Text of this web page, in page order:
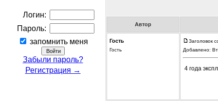
Логин:
Пароль:
запомнить меня
Забыли пароль?
Регистрация →
Автор
Гость
Гость
Заголовок
Добавлено:
4 года